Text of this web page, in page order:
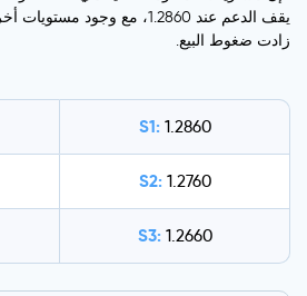
زادت ضغوط البيع.
S1: 1.2860
S2: 1.2760
S3: 1.2660